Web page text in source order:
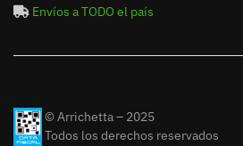
Envíos a TODO el país
© Arrichetta – 2025
Todos los derechos reservados